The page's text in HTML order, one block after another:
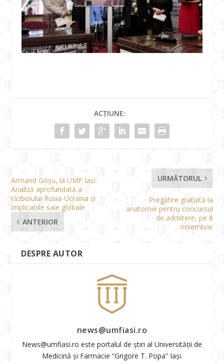
ACȚIUNE:
Armand Goșu, la UMF Iași:
Analiză aprofundată a
războiului Rusia-Ucraina și
implicațiile sale globale
ANTERIOR
URMĂTORUL
Pregătire gratuită la
anatomie pentru concursul
de admitere, pe 8
noiembrie
DESPRE AUTOR
news@umfiasi.ro
News@umfiasi.ro este portalul de știri al Universității de
Medicină și Farmacie “Grigore T. Popa” Iași.